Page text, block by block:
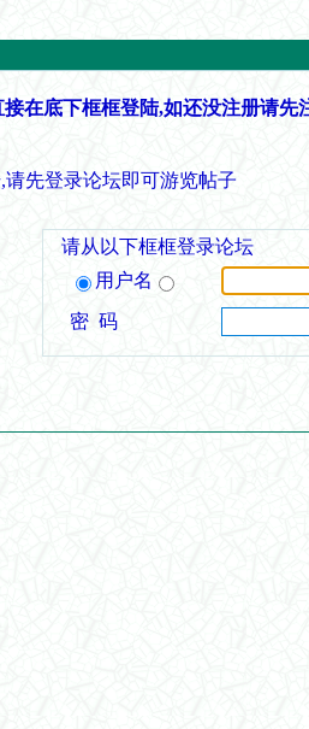
在底下框框登陆,如还没注册请先
请先登录论坛即可游览帖子
请从以下框框登录论坛
用户名
密 码